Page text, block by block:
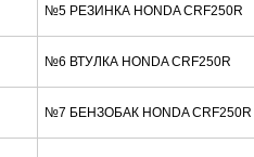
№5 РЕЗИНКА HONDA CRF250R
№6 ВТУЛКА HONDA CRF250R
№7 БЕНЗОБАК HONDA CRF250R